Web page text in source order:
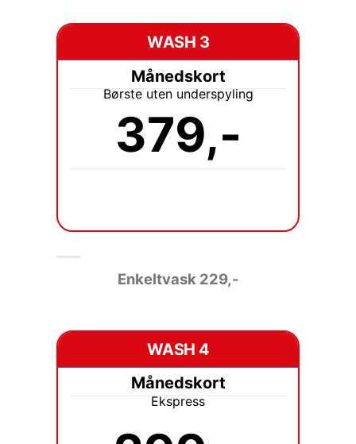
WASH 3
Månedskort
Børste uten underspyling
379,-
Enkeltvask 229,-
WASH 4
Månedskort
Ekspress